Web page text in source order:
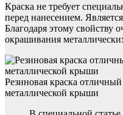
Краска не требует
перед нанесением.
Благодаря этому свойству
окрашивания
Резиновая краска
металлической крыши